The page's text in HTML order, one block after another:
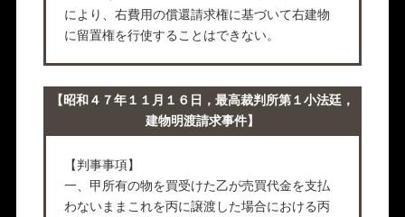
により、右費用の償還請求権に基づいて右建物
に留置権を行使することはできない。
【昭和４７年１１月１６日，最高裁判所第１小法廷，
建物明渡請求事件】
【判事事項】
一、甲所有の物を買受けた乙が売買代金を支払
わないままこれを丙に譲渡した場合における丙